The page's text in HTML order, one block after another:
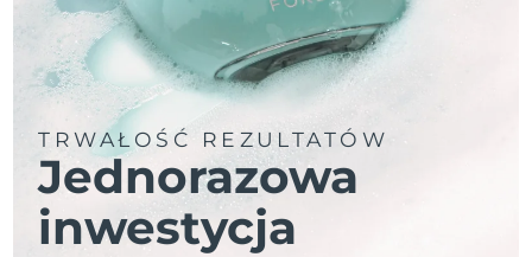
TRWAŁOŚĆ REZULTATÓW
Jednorazowa
inwestycja